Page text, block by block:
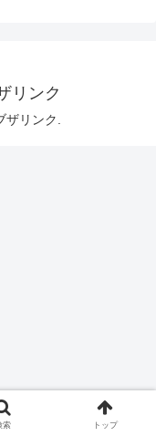
リンク
リンク.
索 トップ